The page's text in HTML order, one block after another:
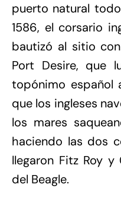
puerto natural
1586, el corsario
bautizó al sitio
Port Desire, que
topónimo español
que los ingleses
los mares
haciendo las dos
llegaron Fitz Roy
del Beagle.